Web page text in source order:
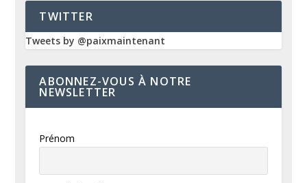
TWITTER
Tweets by @paixmaintenant
ABONNEZ-VOUS À NOTRE
NEWSLETTER
Prénom